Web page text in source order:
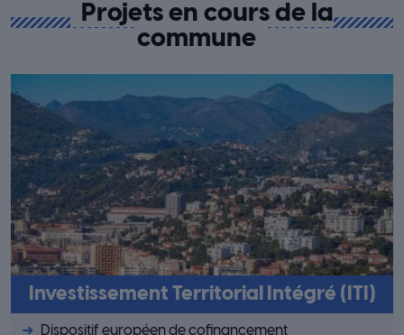
Projets en cours de la
commune
Investissement Territorial Intégré (ITI)
Dispositif européen de cofinancement